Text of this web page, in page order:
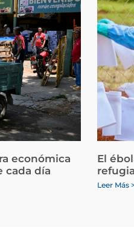
económica
cada día
El
Leer Más